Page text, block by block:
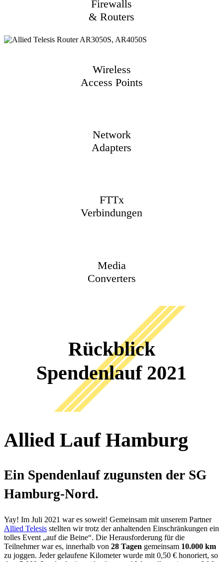
Firewalls
& Routers
Wireless
Access Points
Network
Adapters
FTTx
Verbindungen
Media
Converters
Rückblick
Spendenlauf 2021
Allied Lauf Hamburg
Ein Spendenlauf zugunsten der SG
Hamburg-Nord.
Yay! Im Juli 2021 war es soweit! Gemeinsam mit unserem Partner
Allied Telesis stellten wir trotz der anhaltenden Einschränkungen ein
tolles Event „auf die Beine“. Die Herausforderung für die
Teilnehmer war es, innerhalb von 28 Tagen gemeinsam 10.000 km
zu joggen. Jeder gelaufene Kilometer wurde mit 0,50 € honoriert, so